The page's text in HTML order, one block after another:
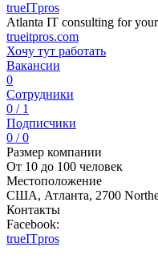
trueITpros
Atlanta IT consulting for
trueitpros.com
Хочу тут работать
Вакансии
0
Сотрудники
0 / 1
Подписчики
0 / 0
Размер компании
От 10 до 100 человек
Местоположение
США, Атланта, 2700
Контакты
Facebook:
trueITpros